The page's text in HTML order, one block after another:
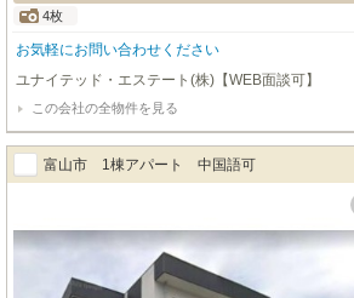
4枚
お気軽にお問い合わせください
ユナイテッド・エステート(株)【WEB面談可】
この会社の全物件を見る
富山市 1棟アパート 中国語可